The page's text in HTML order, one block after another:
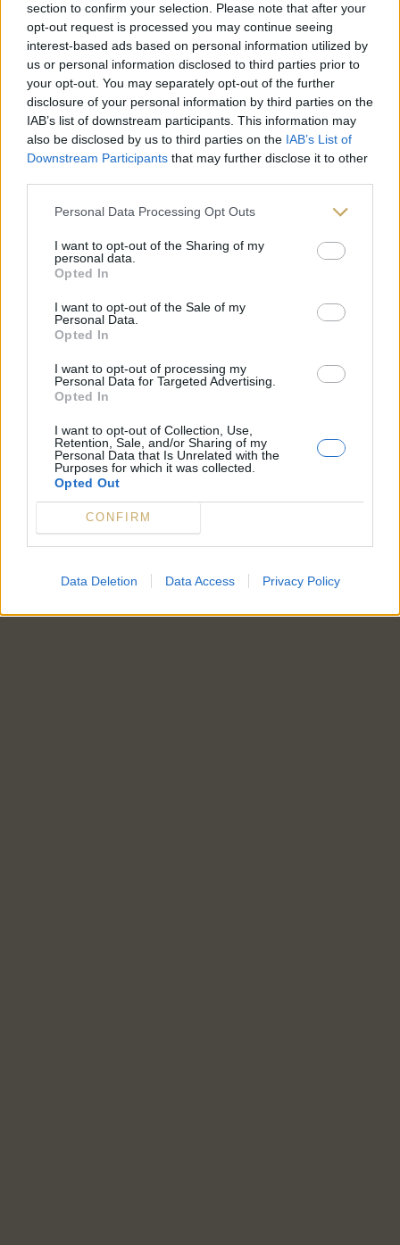
section to confirm your selection. Please note that after your
opt-out request is processed you may continue seeing
interest-based ads based on personal information utilized by
us or personal information disclosed to third parties prior to
your opt-out. You may separately opt-out of the further
disclosure of your personal information by third parties on the
IAB’s list of downstream participants. This information may
also be disclosed by us to third parties on the IAB’s List of
Downstream Participants that may further disclose it to other
Personal Data Processing Opt Outs
I want to opt-out of the Sharing of my
personal data.
Opted In
I want to opt-out of the Sale of my
Personal Data.
Opted In
I want to opt-out of processing my
Personal Data for Targeted Advertising.
Opted In
I want to opt-out of Collection, Use,
Retention, Sale, and/or Sharing of my
Personal Data that Is Unrelated with the
Purposes for which it was collected.
Opted Out
CONFIRM
Data Deletion Data Access Privacy Policy
Thé bien-être SÉRÉNITÉ- 20
infusettes fraîcheur
6,00€
Follow on Instagram